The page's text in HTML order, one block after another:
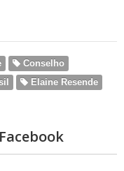
Conselho
Elaine Resende
Facebook